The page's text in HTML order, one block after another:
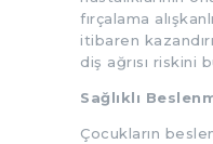
fırçalama
itibaren
diş ağrısı riskini
Sağlıklı
Çocukların